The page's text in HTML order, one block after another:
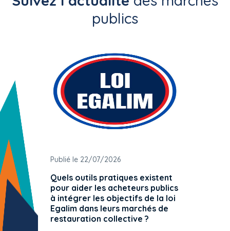
publics
Publié le 22/07/2026
Quels outils pratiques existent
pour aider les acheteurs publics
à intégrer les objectifs de la loi
Egalim dans leurs marchés de
restauration collective ?